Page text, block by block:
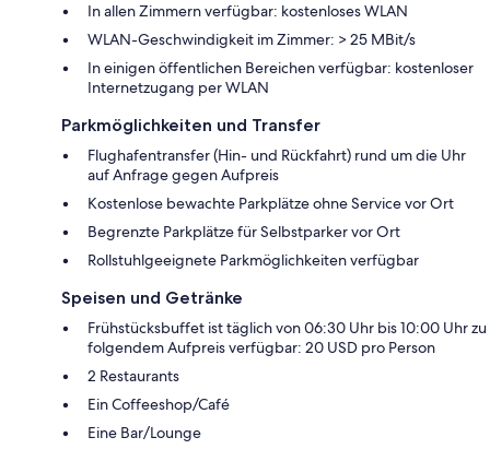
In allen Zimmern verfügbar: kostenloses WLAN
WLAN-Geschwindigkeit im Zimmer: > 25 MBit/s
In einigen öffentlichen Bereichen verfügbar: kostenloser
Internetzugang per WLAN
Parkmöglichkeiten und Transfer
Flughafentransfer (Hin- und Rückfahrt) rund um die Uhr
auf Anfrage gegen Aufpreis
Kostenlose bewachte Parkplätze ohne Service vor Ort
Begrenzte Parkplätze für Selbstparker vor Ort
Rollstuhlgeeignete Parkmöglichkeiten verfügbar
Speisen und Getränke
Frühstücksbuffet ist täglich von 06:30 Uhr bis 10:00 Uhr zu
folgendem Aufpreis verfügbar: 20 USD pro Person
2 Restaurants
Ein Coffeeshop/Café
Eine Bar/Lounge